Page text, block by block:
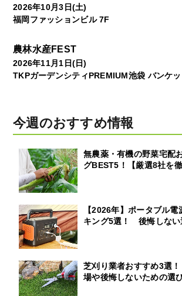
2026年10月3日(土)
福岡ファッションビル 7F
農林水産FEST
2026年11月1日(日)
TKPガーデンシティPREMIUM池袋 バンケ
今週のおすすめ情報
無農薬・有機の野菜宅配
グBEST5！【厳選8社を徹
【2026年】ポータブル
キング5選！ 後悔しない
芝刈り業者おすすめ3選
場や後悔しないための選